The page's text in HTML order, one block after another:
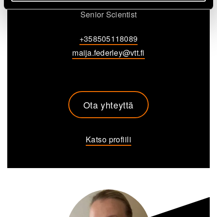
Senior Scientist
+358505118089
maija.federley@vtt.fi
Ota yhteyttä
Katso profiili